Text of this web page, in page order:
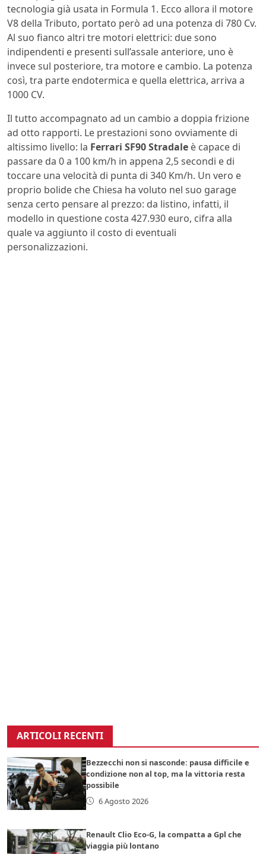
tecnologia già usata in Formula 1. Ecco allora il motore
V8 della Tributo, portato però ad una potenza di 780 Cv.
Al suo fianco altri tre motori elettrici: due sono
indipendenti e presenti sull’assale anteriore, uno è
invece sul posteriore, tra motore e cambio. La potenza
così, tra parte endotermica e quella elettrica, arriva a
1000 CV.
Il tutto accompagnato ad un cambio a doppia frizione
ad otto rapporti. Le prestazioni sono ovviamente di
altissimo livello: la Ferrari SF90 Stradale è capace di
passare da 0 a 100 km/h in appena 2,5 secondi e di
toccare una velocità di punta di 340 Km/h. Un vero e
proprio bolide che Chiesa ha voluto nel suo garage
senza certo pensare al prezzo: da listino, infatti, il
modello in questione costa 427.930 euro, cifra alla
quale va aggiunto il costo di eventuali
personalizzazioni.
ARTICOLI RECENTI
Bezzecchi non si nasconde: pausa difficile e
condizione non al top, ma la vittoria resta
possibile
6 Agosto 2026
Renault Clio Eco-G, la compatta a Gpl che
viaggia più lontano